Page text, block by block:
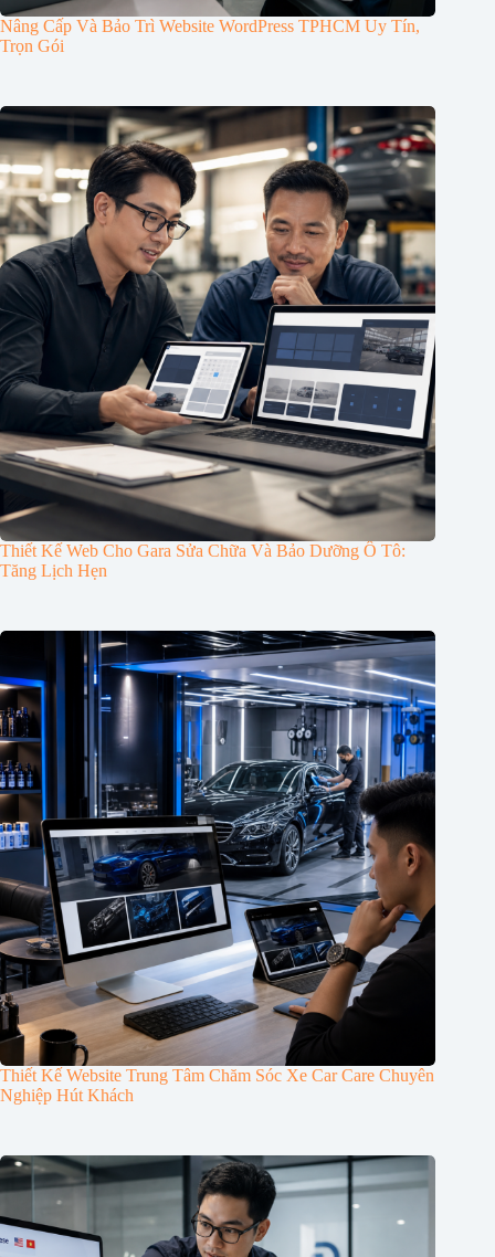
Nâng Cấp Và Bảo Trì Website WordPress TPHCM Uy Tín,
Trọn Gói
Thiết Kế Web Cho Gara Sửa Chữa Và Bảo Dưỡng Ô Tô:
Tăng Lịch Hẹn
Thiết Kế Website Trung Tâm Chăm Sóc Xe Car Care Chuyên
Nghiệp Hút Khách